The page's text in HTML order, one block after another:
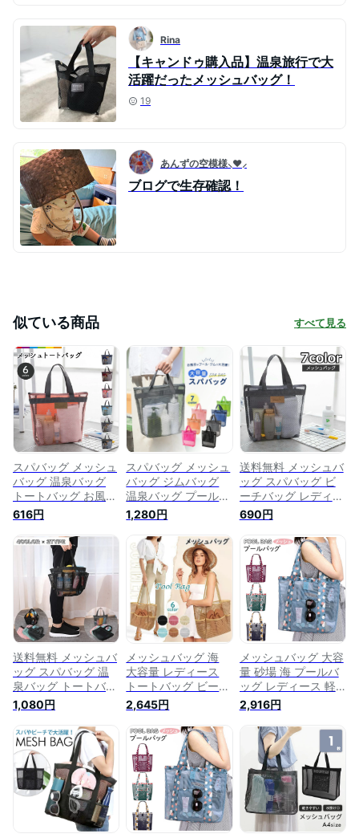
Rina
【キャンドゥ購入品】温泉旅行で大
活躍だったメッシュバッグ！
19
あんずの空模様⸜❤︎⸝‍
ブログで生存確認！
似ている商品 すべて見る
スパバッグ メッシュ
バッグ 温泉バッグ
トートバッグ お風呂
バッグ プールバッグ
手提げバッグ かばん
通気性 シンプル 男
女兼用 小物入れ フ
ァスナー ポケット
温泉 海 ビーチ ジム
旅行 鞄 カバン ユニ
セックス レディース
メンズ
616円
スパバッグ メッシュ
バッグ ジムバッグ
温泉バッグ プールバ
ッグ お風呂バッグ
トートバッグ 手提げ
バッグ 通気性 シン
プル 小物入れ ファ
スナー ポケット 旅
行 ジム 温泉 ビーチ
レディース メンズ
1,280円
送料無料 メッシュバ
ッグ スパバッグ ビ
ーチバッグ レディー
ス メンズ 男女兼用
かばん カバン 手提
げ 内ポケット 通気
性 温泉 お風呂 海 プ
ール ジム
690円
送料無料 メッシュバ
ッグ スパバッグ 温
泉バッグ トートバッ
グ 収納バッグ お風
呂バッグ ビーチバッ
グ 手提げかばん 鞄
カバン かばん 小物
収納 ポケット メッ
シュ 便利 バス用品
タオル ソープ プー
ル 海辺 温泉 水泳 レ
ディース メンズ ユ
1,080円
メッシュバッグ 海
大容量 レディース
トートバッグ ビーチ
プールバッグ 韓国
砂場 買い物バッグ
軽量 洗える シンプ
ル 砂場バッグ カバ
ン 水遊び 通気性 温
泉 ジム 旅行 収納ネ
ット 水陸両用 お風
呂バッグ スパバッグ
手提げバッグ
2,645円
メッシュバッグ 大容
量 砂場 海 プールバ
ッグ レディース 軽
量 洗える シンプル
ネットバッグ 砂場バ
ッグ カバン メッシ
ュ クリア 水遊び 水
陸両用 トートバッグ
お風呂バッグ スパバ
ッグ 手提げバッグ
通気性 温泉 ビーチ
ジム 旅行 収納ネッ
ト
2,916円